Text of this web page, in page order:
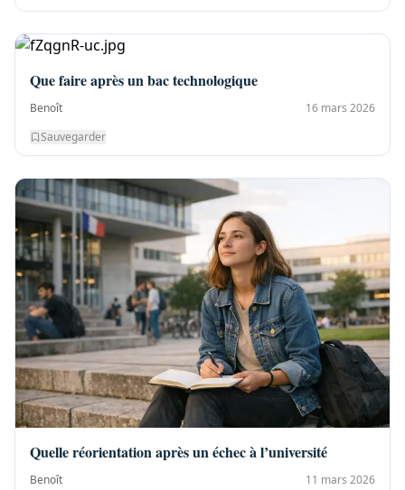
Que faire après un bac technologique
Benoît
16 mars 2026
Sauvegarder
Quelle réorientation après un échec à l’université
Benoît 11 mars 2026